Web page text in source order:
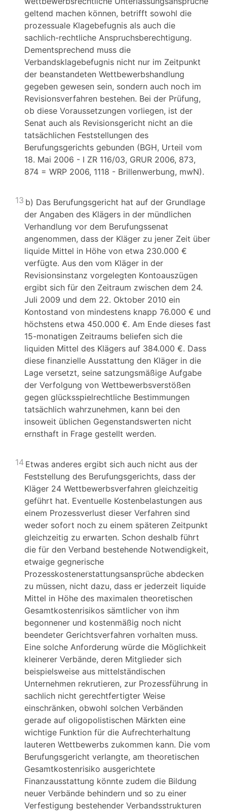
geltend machen können, betrifft sowohl die
prozessuale Klagebefugnis als auch die
sachlich-rechtliche Anspruchsberechtigung.
Dementsprechend muss die
Verbandsklagebefugnis nicht nur im Zeitpunkt
der beanstandeten Wettbewerbshandlung
gegeben gewesen sein, sondern auch noch im
Revisionsverfahren bestehen. Bei der Prüfung,
ob diese Voraussetzungen vorliegen, ist der
Senat auch als Revisionsgericht nicht an die
tatsächlichen Feststellungen des
Berufungsgerichts gebunden (BGH, Urteil vom
18. Mai 2006 - I ZR 116/03, GRUR 2006, 873,
874 = WRP 2006, 1118 - Brillenwerbung, mwN).
13 b) Das Berufungsgericht hat auf der Grundlage
der Angaben des Klägers in der mündlichen
Verhandlung vor dem Berufungssenat
angenommen, dass der Kläger zu jener Zeit über
liquide Mittel in Höhe von etwa 230.000 €
verfügte. Aus den vom Kläger in der
Revisionsinstanz vorgelegten Kontoauszügen
ergibt sich für den Zeitraum zwischen dem 24.
Juli 2009 und dem 22. Oktober 2010 ein
Kontostand von mindestens knapp 76.000 € und
höchstens etwa 450.000 €. Am Ende dieses fast
15-monatigen Zeitraums beliefen sich die
liquiden Mittel des Klägers auf 384.000 €. Dass
diese finanzielle Ausstattung den Kläger in die
Lage versetzt, seine satzungsmäßige Aufgabe
der Verfolgung von Wettbewerbsverstößen
gegen glücksspielrechtliche Bestimmungen
tatsächlich wahrzunehmen, kann bei den
insoweit üblichen Gegenstandswerten nicht
ernsthaft in Frage gestellt werden.
14 Etwas anderes ergibt sich auch nicht aus der
Feststellung des Berufungsgerichts, dass der
Kläger 24 Wettbewerbsverfahren gleichzeitig
geführt hat. Eventuelle Kostenbelastungen aus
einem Prozessverlust dieser Verfahren sind
weder sofort noch zu einem späteren Zeitpunkt
gleichzeitig zu erwarten. Schon deshalb führt
die für den Verband bestehende Notwendigkeit,
etwaige gegnerische
Prozesskostenerstattungsansprüche abdecken
zu müssen, nicht dazu, dass er jederzeit liquide
Mittel in Höhe des maximalen theoretischen
Gesamtkostenrisikos sämtlicher von ihm
begonnener und kostenmäßig noch nicht
beendeter Gerichtsverfahren vorhalten muss.
Eine solche Anforderung würde die Möglichkeit
kleinerer Verbände, deren Mitglieder sich
beispielsweise aus mittelständischen
Unternehmen rekrutieren, zur Prozessführung in
sachlich nicht gerechtfertigter Weise
einschränken, obwohl solchen Verbänden
gerade auf oligopolistischen Märkten eine
wichtige Funktion für die Aufrechterhaltung
lauteren Wettbewerbs zukommen kann. Die vom
Berufungsgericht verlangte, am theoretischen
Gesamtkostenrisiko ausgerichtete
Finanzausstattung könnte zudem die Bildung
neuer Verbände behindern und so zu einer
Verfestigung bestehender Verbandsstrukturen